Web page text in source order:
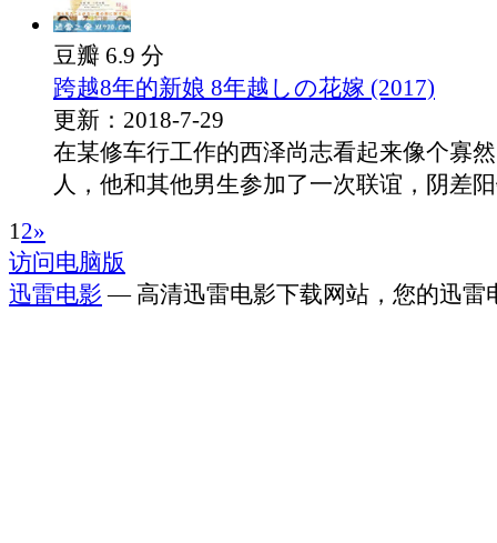
豆瓣 6.9 分
跨越8年的新娘 8年越しの花嫁 (2017)
更新：2018-7-29
在某修车行工作的西泽尚志看起来像个寡
人，他和其他男生参加了一次联谊，阴差
12»
访问电脑版
迅雷电影 — 高清迅雷电影下载网站，您的迅雷